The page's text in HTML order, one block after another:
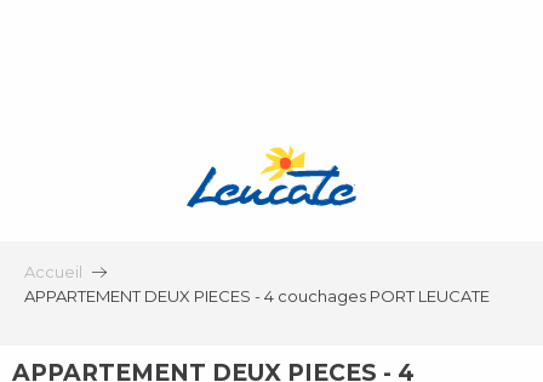
Accueil
APPARTEMENT DEUX PIECES - 4 couchages PORT LEUCATE
APPARTEMENT DEUX PIECES - 4